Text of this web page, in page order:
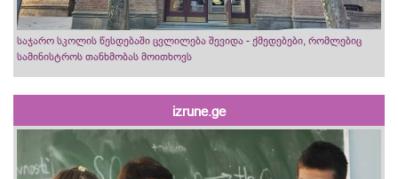
საჯარო სკოლის წესდებაში ცვლილება შევიდა - ქმედებები, რომლებიც
სამინისტროს თანხმობას მოითხოვს
izrune.ge